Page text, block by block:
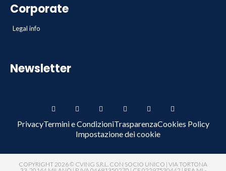
Corporate
Legal info
Newsletter
PrivacyTermini e CondizioniTrasparenzaCookies Policy
Impostazione dei cookie
COPYRIGHT 2026 © CVING S.R.L. CON SOCIO UNICO | VIA TORTONA